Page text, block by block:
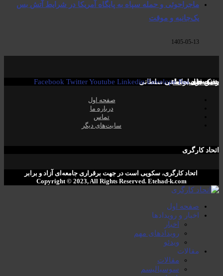
ماجراجوئی و حمله سپاه به پایگاه آمریکا در شرایط آتش بس
یک‌جانبه و موقت
1405-05-13
صفحە فیسبوک! ​
رفیق فواد مصطفی سلطانی
شبکە های اجتماعی Facebook TwitterYoutube Linkedin Envelope Rss
صفحە اول
دربارە ما
تماس
سایت‌های دیگر
اتحاد کارگری
اتحاد کارگری، سکویی است در جهت برقراری جامعەای آزاد و برابر
Copyright © 2023, All Rights Reserved. ‌Etehad-k.com
صفحە اول
اخبار و رویدادها
اخبار
رویدادهای مهم
ویدئو
مقالات
مقالات
سوسیالیسم